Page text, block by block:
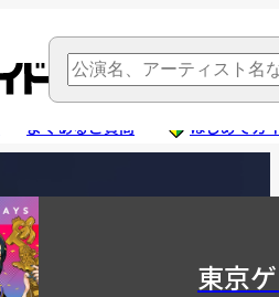
よくあるご質問 はじめてガ
東京